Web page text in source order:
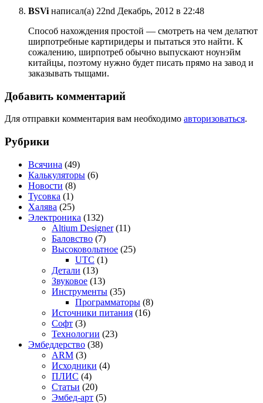
BSVi написал(а) 22nd Декабрь, 2012 в 22:48
Способ нахождения простой — смотреть на чем делатют
ширпотребные картиридеры и пытаться это найти. К
сожалению, ширпотреб обычно выпускают ноунэйм
китайцы, поэтому нужно будет писать прямо на завод и
заказывать тыщами.
Добавить комментарий
Для отправки комментария вам необходимо авторизоваться.
Рубрики
Всячина (49)
Калькуляторы (6)
Новости (8)
Тусовка (1)
Халява (25)
Электроника (132)
Altium Designer(11)
Баловство (7)
Высоковольтное (25)
UTC (1)
Детали (13)
Звуковое (13)
Инструменты (35)
Программаторы (8)
Источники питания (16)
Софт (3)
Технологии (23)
Эмбеддерство (38)
ARM (3)
Исходники (4)
ПЛИС (4)
Статьи (20)
Эмбед-арт (5)